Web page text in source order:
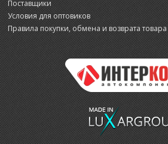
Поставщики
Условия для оптовиков
Правила покупки, обмена и возврата товара